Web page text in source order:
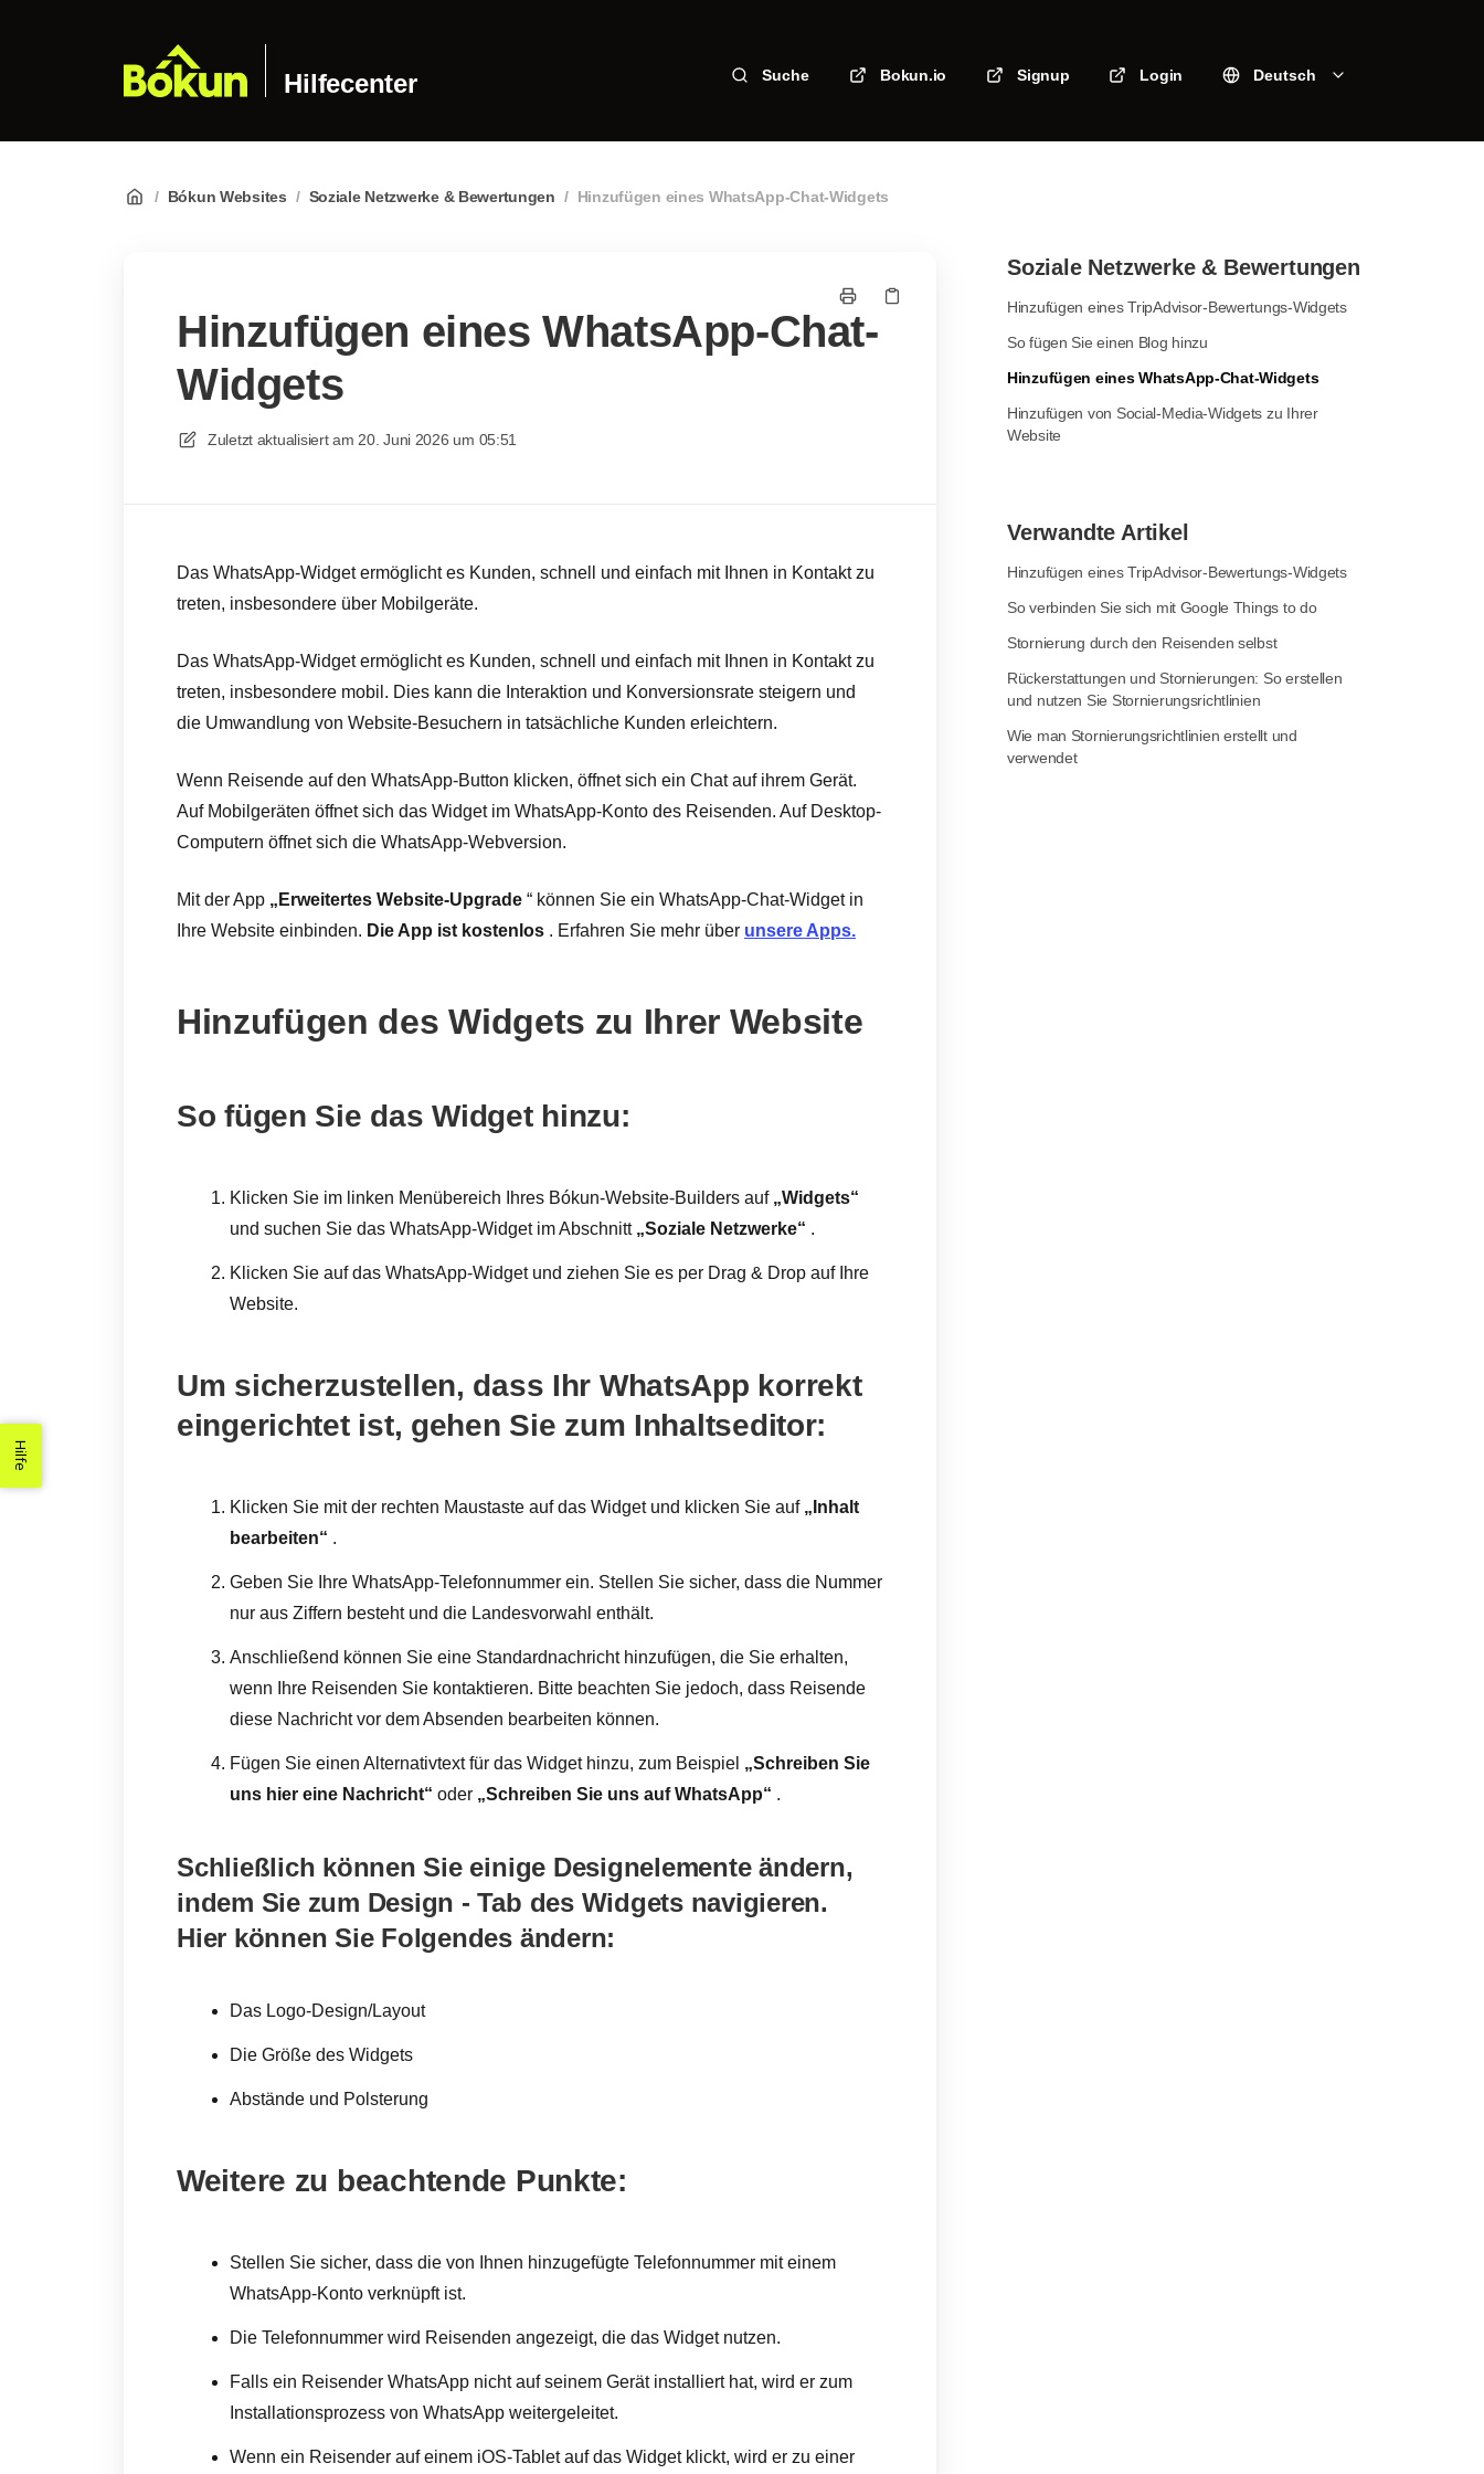
Hilfecenter Suche Bokun.io Signup Login Deutsch
/ Bókun Websites / Soziale Netzwerke & Bewertungen / Hinzufügen eines WhatsApp-Chat-Widgets
Hinzufügen eines WhatsApp-Chat-
Widgets
Zuletzt aktualisiert am 20. Juni 2026 um 05:51
Das WhatsApp-Widget ermöglicht es Kunden, schnell und einfach mit Ihnen in Kontakt zu
treten, insbesondere über Mobilgeräte.
Das WhatsApp-Widget ermöglicht es Kunden, schnell und einfach mit Ihnen in Kontakt zu
treten, insbesondere mobil. Dies kann die Interaktion und Konversionsrate steigern und
die Umwandlung von Website-Besuchern in tatsächliche Kunden erleichtern.
Wenn Reisende auf den WhatsApp-Button klicken, öffnet sich ein Chat auf ihrem Gerät.
Auf Mobilgeräten öffnet sich das Widget im WhatsApp-Konto des Reisenden. Auf Desktop-
Computern öffnet sich die WhatsApp-Webversion.
Mit der App „Erweitertes Website-Upgrade “ können Sie ein WhatsApp-Chat-Widget in
Ihre Website einbinden. Die App ist kostenlos . Erfahren Sie mehr über unsere Apps.
Hinzufügen des Widgets zu Ihrer Website
So fügen Sie das Widget hinzu:
Klicken Sie im linken Menübereich Ihres Bókun-Website-Builders auf „Widgets“
und suchen Sie das WhatsApp-Widget im Abschnitt „Soziale Netzwerke“ .
Klicken Sie auf das WhatsApp-Widget und ziehen Sie es per Drag & Drop auf Ihre
Website.
Um sicherzustellen, dass Ihr WhatsApp korrekt
eingerichtet ist, gehen Sie zum Inhaltseditor:
Klicken Sie mit der rechten Maustaste auf das Widget und klicken Sie auf „Inhalt
bearbeiten“ .
Geben Sie Ihre WhatsApp-Telefonnummer ein. Stellen Sie sicher, dass die Nummer
nur aus Ziffern besteht und die Landesvorwahl enthält.
Anschließend können Sie eine Standardnachricht hinzufügen, die Sie erhalten,
wenn Ihre Reisenden Sie kontaktieren. Bitte beachten Sie jedoch, dass Reisende
diese Nachricht vor dem Absenden bearbeiten können.
Fügen Sie einen Alternativtext für das Widget hinzu, zum Beispiel „Schreiben Sie
uns hier eine Nachricht“ oder „Schreiben Sie uns auf WhatsApp“ .
Schließlich können Sie einige Designelemente ändern,
indem Sie zum Design -Tab des Widgets navigieren.
Hier können Sie Folgendes ändern:
Das Logo-Design/Layout
Die Größe des Widgets
Abstände und Polsterung
Weitere zu beachtende Punkte:
Stellen Sie sicher, dass die von Ihnen hinzugefügte Telefonnummer mit einem
WhatsApp-Konto verknüpft ist.
Die Telefonnummer wird Reisenden angezeigt, die das Widget nutzen.
Falls ein Reisender WhatsApp nicht auf seinem Gerät installiert hat, wird er zum
Installationsprozess von WhatsApp weitergeleitet.
Wenn ein Reisender auf einem iOS-Tablet auf das Widget klickt, wird er zu einer
Soziale Netzwerke & Bewertungen
Hinzufügen eines TripAdvisor-Bewertungs-Widgets
So fügen Sie einen Blog hinzu
Hinzufügen eines WhatsApp-Chat-Widgets
Hinzufügen von Social-Media-Widgets zu Ihrer
Website
Verwandte Artikel
Hinzufügen eines TripAdvisor-Bewertungs-Widgets
So verbinden Sie sich mit Google Things to do
Stornierung durch den Reisenden selbst
Rückerstattungen und Stornierungen: So erstellen
und nutzen Sie Stornierungsrichtlinien
Wie man Stornierungsrichtlinien erstellt und
verwendet
Hilfe